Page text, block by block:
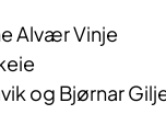
Alvær Vinje
og Bjørnar